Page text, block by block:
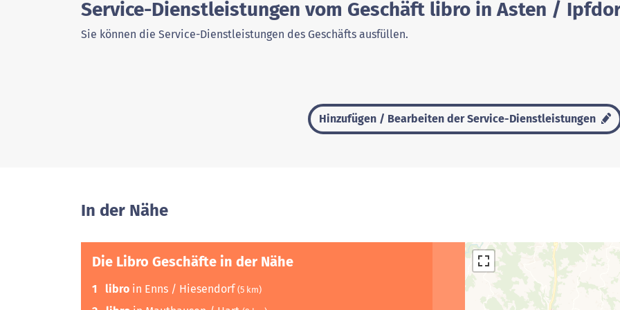
Service-Dienstleistungen vom Geschäft libro in Asten /
Sie können die Service-Dienstleistungen des Geschäfts ausfüllen.
Hinzufügen / Bearbeiten der Service-Dienstleistungen
In der Nähe
Die Libro Geschäfte in der Nähe
1 libro in Enns / Hiesendorf (5 km)